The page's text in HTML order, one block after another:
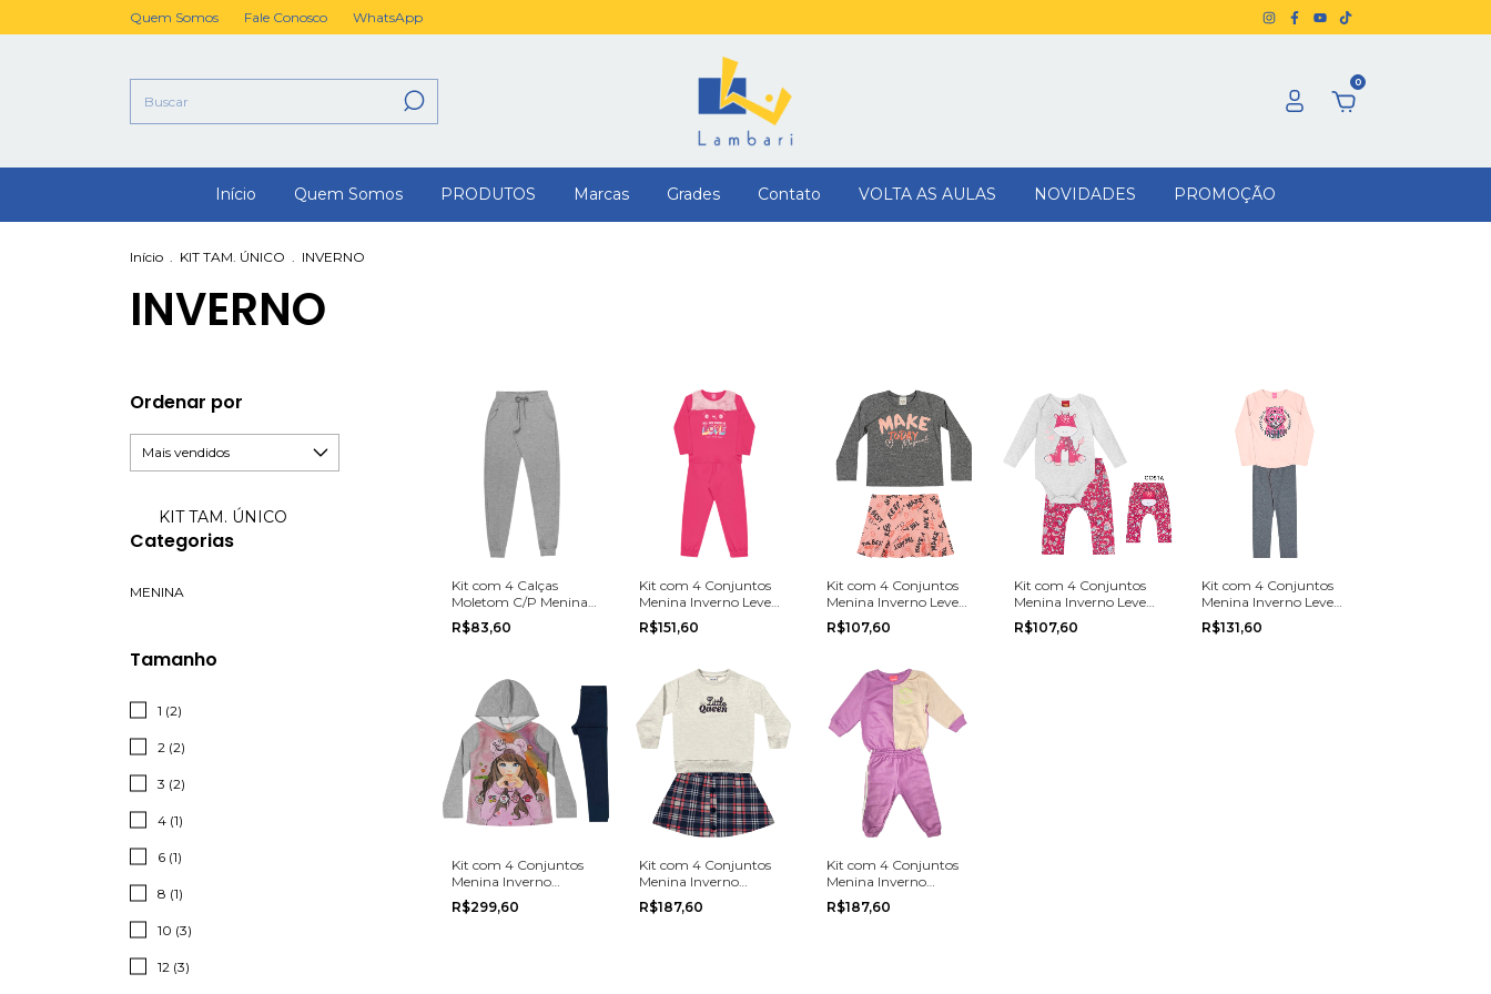
Quem Somos Fale Conosco WhatsApp
0
Início Quem Somos PRODUTOS Marcas Grades Contato VOLTA AS AULAS NOVIDADES PROMOÇÃO
Início . KIT TAM. ÚNICO . INVERNO
INVERNO
Ordenar por
KIT TAM. ÚNICO
Categorias
MENINA
Tamanho
1 (2)
2 (2)
3 (2)
4 (1)
6 (1)
8 (1)
10 (3)
12 (3)
Kit com 4 Calças
Moletom C/P Menina
Inverno Multimarca do
tamanho 10 ao 18
R$83,60
Kit com 4 Conjuntos
Menina Inverno Leve
M/E Multimarca do
tamanho 10 ao 16
R$151,60
Kit com 4 Conjuntos
Menina Inverno Leve
M/E Multimarca do
tamanho 1 ao 3
R$107,60
Kit com 4 Conjuntos
Menina Inverno Leve
M/E Multimarca do
tamanho P ao G
R$107,60
Kit com 4 Conjuntos
Menina Inverno Leve
M/E Multimarca do
tamanho 4 ao 8
R$131,60
Kit com 4 Conjuntos
Menina Inverno
Multimarca do
tamanho 10 ao 16
R$299,60
Kit com 4 Conjuntos
Menina Inverno
Multimarca do
tamanho 1 ao 3
R$187,60
Kit com 4 Conjuntos
Menina Inverno
Multimarca do
tamanho P ao G
R$187,60